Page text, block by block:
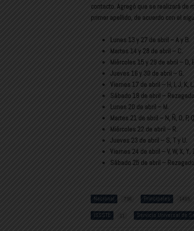
contacto. Agregó que se realizará de
primer apellido, de acuerdo con el
Lunes 13 y 27 de abril – A y B.
Martes 14 y 28 de abril – C.
Miércoles 15 y 29 de abril – D,
Jueves 16 y 30 de abril – G.
Viernes 17 de abril – H, I, J, K, L.
Sábado 18 de abril –
Lunes 20 de abril – M.
Martes 21 de abril – N, Ñ, O, P,
Miércoles 22 de abril – R.
Jueves 23 de abril – S, T y U.
Viernes 24 de abril – V, W, X, Y,
Sábado 25 de abril –
Nacional 796 Principales 1485
ISSSTE 11 Servicio Universal de